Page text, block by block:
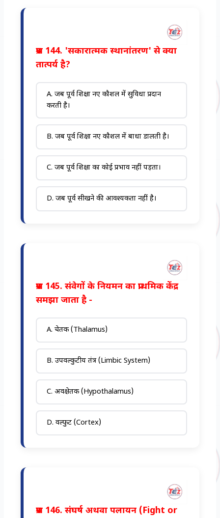
प्रश्न 144. 'सकारात्मक स्थानांतरण' से क्या
तात्पर्य है?
A. जब पूर्व शिक्षा नए कौशल में सुविधा प्रदान
करती है।
B. जब पूर्व शिक्षा नए कौशल में बाधा डालती है।
C. जब पूर्व शिक्षा का कोई प्रभाव नहीं पड़ता।
D. जब पूर्व सीखने की आवश्यकता नहीं है।
प्रश्न 145. संवेगों के नियमन का प्राथमिक केंद्र
समझा जाता है -
A. चेतक (Thalamus)
B. उपवल्कुटीय तंत्र (Limbic System)
C. अवक्षेतक (Hypothalamus)
D. वल्फुट (Cortex)
प्रश्न 146. संघर्ष अथवा पलायन (Fight or